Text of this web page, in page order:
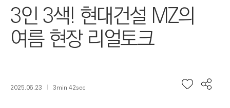
3인 3색! 현대건설 MZ의
여름 현장 리얼토크
2025.06.23 3min 42sec